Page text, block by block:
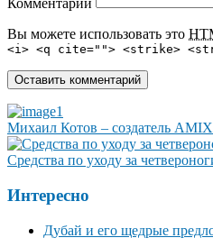
Комментарий
Вы можете использовать это
<i> <q cite=""> <strike>
Михаил Котов – создатель AMIX
Средства по уходу за
Интересно
Дубай и его щедрые